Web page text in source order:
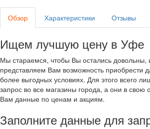
Обзор Характеристики Отзывы
Ищем лучшую цену в Уфе
Мы стараемся, чтобы Вы остались довольны,
представляем Вам возможность приобрести
более выгодных условиях. Для этого всего
запрос во все магазины города, а они в свою
Вам данные по ценам и акциям.
Заполните данные для